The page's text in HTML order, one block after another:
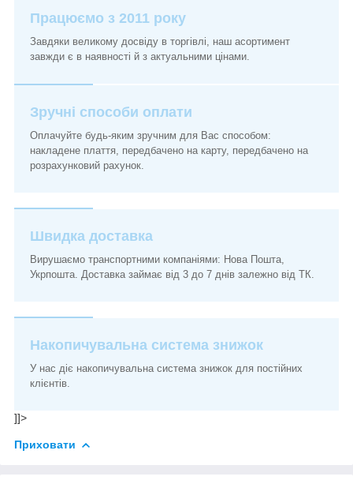
Працюємо з 2011 року
Завдяки великому досвіду в торгівлі, наш асортимент
завжди є в наявності й з актуальними цінами.
Зручні способи оплати
Оплачуйте будь-яким зручним для Вас способом:
накладене плаття, передбачено на карту, передбачено на
розрахунковий рахунок.
Швидка доставка
Вирушаємо транспортними компаніями: Нова Пошта,
Укрпошта. Доставка займає від 3 до 7 днів залежно від ТК.
Накопичувальна система знижок
У нас діє накопичувальна система знижок для постійних
клієнтів.
]]>
Приховати